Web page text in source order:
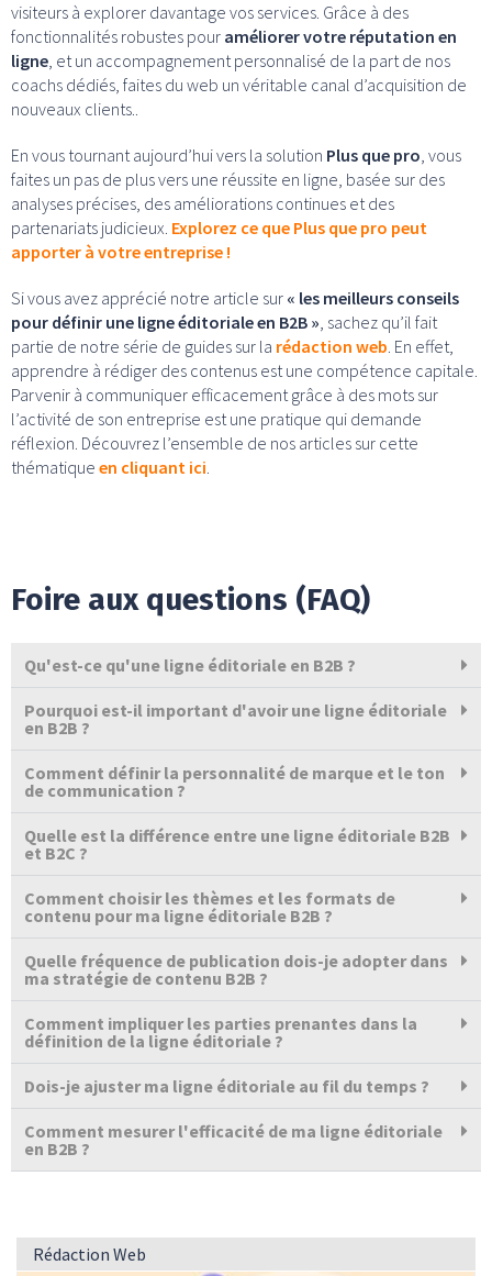
visiteurs à explorer davantage vos services. Grâce à des
fonctionnalités robustes pour améliorer votre réputation en
ligne , et un accompagnement personnalisé de la part de nos
coachs dédiés, faites du web un véritable canal d’acquisition de
nouveaux clients..
En vous tournant aujourd’hui vers la solution Plus que pro , vous
faites un pas de plus vers une réussite en ligne, basée sur des
analyses précises, des améliorations continues et des
partenariats judicieux. Explorez ce que Plus que pro peut
apporter à votre entreprise !
Si vous avez apprécié notre article sur « les meilleurs conseils
pour définir une ligne éditoriale en B2B » , sachez qu’il fait
partie de notre série de guides sur la rédaction web . En effet,
apprendre à rédiger des contenus est une compétence capitale.
Parvenir à communiquer efficacement grâce à des mots sur
l’activité de son entreprise est une pratique qui demande
réflexion. Découvrez l’ensemble de nos articles sur cette
thématique en cliquant ici
Foire aux questions (FAQ)
Qu'est-ce qu'une ligne éditoriale en B2B ?
Pourquoi est-il important d'avoir une ligne éditoriale
en B2B ?
Comment définir la personnalité de marque et le ton
de communication ?
Quelle est la différence entre une ligne éditoriale B2B
et B2C ?
Comment choisir les thèmes et les formats de
contenu pour ma ligne éditoriale B2B ?
Quelle fréquence de publication dois-je adopter dans
ma stratégie de contenu B2B ?
Comment impliquer les parties prenantes dans la
définition de la ligne éditoriale ?
Dois-je ajuster ma ligne éditoriale au fil du temps ?
Comment mesurer l'efficacité de ma ligne éditoriale
en B2B ?
Rédaction Web